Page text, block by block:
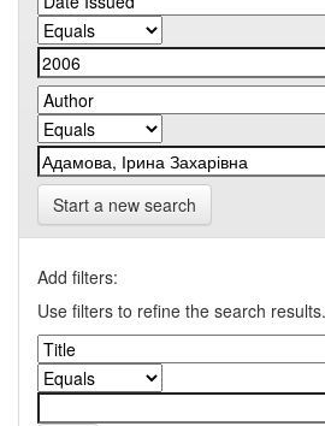
Start a new search
Add filters:
Use filters to refine the search results.